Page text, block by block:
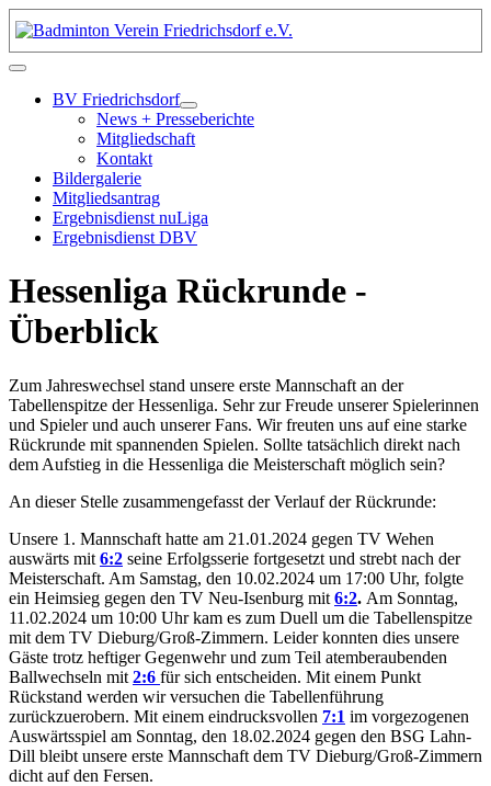
BV Friedrichsdorf
News + Presseberichte
Mitgliedschaft
Kontakt
Bildergalerie
Mitgliedsantrag
Ergebnisdienst nuLiga
Ergebnisdienst DBV
Hessenliga Rückrunde -
Überblick
Zum Jahreswechsel stand unsere erste Mannschaft an der
Tabellenspitze der Hessenliga. Sehr zur Freude unserer Spielerinnen
und Spieler und auch unserer Fans. Wir freuten uns auf eine starke
Rückrunde mit spannenden Spielen. Sollte tatsächlich direkt nach
dem Aufstieg in die Hessenliga die Meisterschaft möglich sein?
An dieser Stelle zusammengefasst der Verlauf der Rückrunde:
Unsere 1. Mannschaft hatte am 21.01.2024 gegen TV Wehen
auswärts mit 6:2 seine Erfolgsserie fortgesetzt und strebt nach der
Meisterschaft. Am Samstag, den 10.02.2024 um 17:00 Uhr, folgte
ein Heimsieg gegen den TV Neu-Isenburg mit 6:2. Am Sonntag,
11.02.2024 um 10:00 Uhr kam es zum Duell um die Tabellenspitze
mit dem TV Dieburg/Groß-Zimmern. Leider konnten dies unsere
Gäste trotz heftiger Gegenwehr und zum Teil atemberaubenden
Ballwechseln mit 2:6 für sich entscheiden. Mit einem Punkt
Rückstand werden wir versuchen die Tabellenführung
zurückzuerobern. Mit einem eindrucksvollen 7:1 im vorgezogenen
Auswärtsspiel am Sonntag, den 18.02.2024 gegen den BSG Lahn-
Dill bleibt unsere erste Mannschaft dem TV Dieburg/Groß-Zimmern
dicht auf den Fersen.